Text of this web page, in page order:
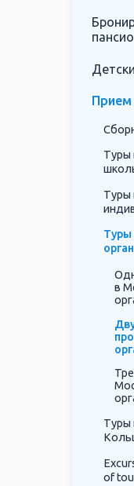
Прием
Туры
Туры
Туры
в
Туры
of